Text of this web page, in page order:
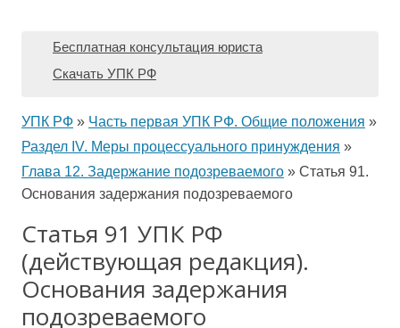
Бесплатная консультация юриста
Скачать УПК РФ
УПК РФ » Часть первая УПК РФ. Общие положения »
Раздел IV. Меры процессуального принуждения »
Глава 12. Задержание подозреваемого » Статья 91.
Основания задержания подозреваемого
Статья 91 УПК РФ
(действующая редакция).
Основания задержания
подозреваемого